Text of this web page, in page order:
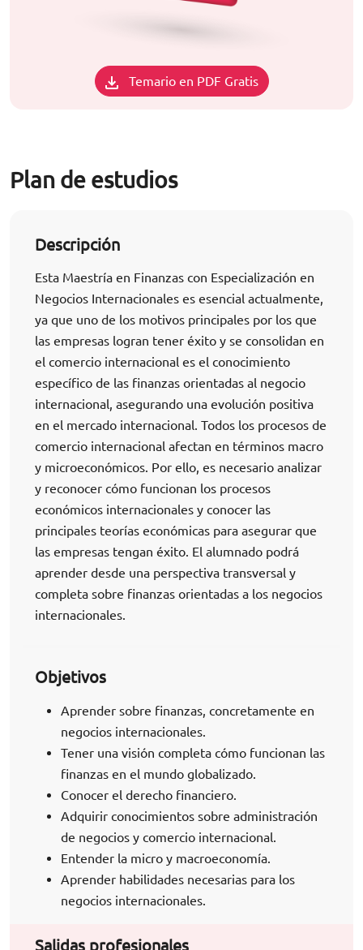
Temario en PDF Gratis
Plan de estudios
Descripción
Esta Maestría en Finanzas con Especialización en
Negocios Internacionales es esencial actualmente,
ya que uno de los motivos principales por los que
las empresas logran tener éxito y se consolidan en
el comercio internacional es el conocimiento
específico de las finanzas orientadas al negocio
internacional, asegurando una evolución positiva
en el mercado internacional. Todos los procesos de
comercio internacional afectan en términos macro
y microeconómicos. Por ello, es necesario analizar
y reconocer cómo funcionan los procesos
económicos internacionales y conocer las
principales teorías económicas para asegurar que
las empresas tengan éxito. El alumnado podrá
aprender desde una perspectiva transversal y
completa sobre finanzas orientadas a los negocios
internacionales.
Objetivos
Aprender sobre finanzas, concretamente en
negocios internacionales.
Tener una visión completa cómo funcionan las
finanzas en el mundo globalizado.
Conocer el derecho financiero.
Adquirir conocimientos sobre administración
de negocios y comercio internacional.
Entender la micro y macroeconomía.
Aprender habilidades necesarias para los
negocios internacionales.
Salidas profesionales